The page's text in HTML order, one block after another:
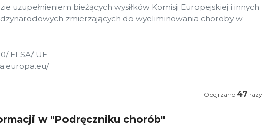
uzupełnieniem bieżących wysiłków Komisji Europejskiej i innych
zmierzających do wyeliminowania choroby w
EFSA/ UE
Obejrzano 47 razy
w "Podręczniku chorób"